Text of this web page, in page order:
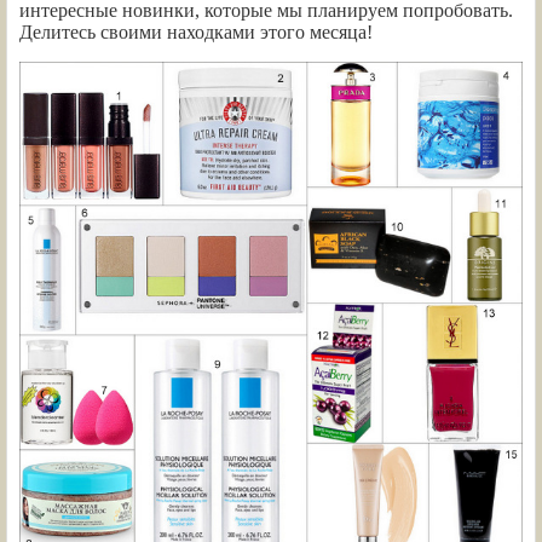
интересные новинки, которые мы планируем попробовать.
Делитесь своими находками этого месяца!